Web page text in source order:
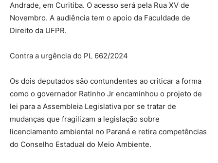
Andrade, em Curitiba. O acesso será pela Rua XV de
Novembro. A audiência tem o apoio da Faculdade de
Direito da UFPR.
Contra a urgência do PL 662/2024
Os dois deputados são contundentes ao criticar a forma
como o governador Ratinho Jr encaminhou o projeto de
lei para a Assembleia Legislativa por se tratar de
mudanças que fragilizam a legislação sobre
licenciamento ambiental no Paraná e retira competências
do Conselho Estadual do Meio Ambiente.